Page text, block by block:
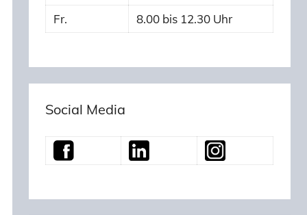
Fr.
8.00 bis 12.30 Uhr
Social Media